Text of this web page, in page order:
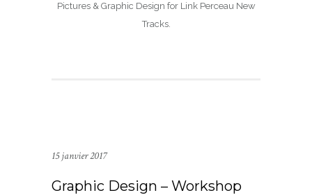
Pictures & Graphic Design for Link Perceau New
Tracks.
15 janvier 2017
Graphic Design – Workshop